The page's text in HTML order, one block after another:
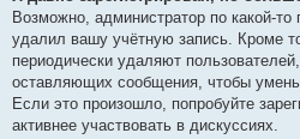
Возможно, администратор по какой-то
удалил вашу учётную запись. Кроме
периодически удаляют
оставляющих сообщения, чтобы
Если это произошло, попробуйте
активнее участвовать в дискуссиях.